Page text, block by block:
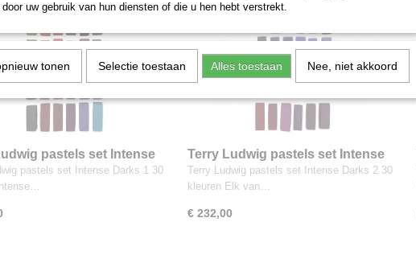
pastels set Intense
30 kleuren
pastels set Intense Darks 1 30
Terry Ludwig pastels set Intense
Darks 2 30 kleuren
Terry Ludwig pastels set Intense Darks 2 30
kleuren Elk van…
€ 232,00
uw gebruik van hun diensten of die u hen hebt verstrekt.
tonen Selectie toestaan Alles toestaan Nee, niet akkoord